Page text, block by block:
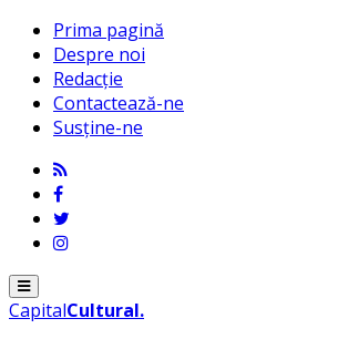
Prima pagină
Despre noi
Redacție
Contactează-ne
Susține-ne
Menu
CapitalCultural.